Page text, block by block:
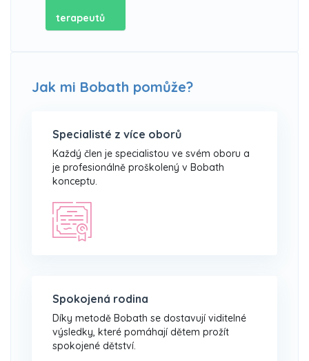
terapeutů
Jak mi Bobath pomůže?
Specialisté z více oborů
Každý člen je specialistou ve svém oboru a
je profesionálně proškolený v Bobath
konceptu.
Spokojená rodina
Díky metodě Bobath se dostavují viditelné
výsledky, které pomáhají dětem prožít
spokojené dětství.